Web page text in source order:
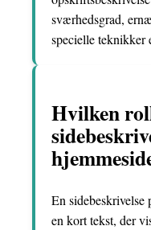
sværhedsgrad,
specielle teknikker
Hvilken
En sidebeskrivelse
en kort tekst, der